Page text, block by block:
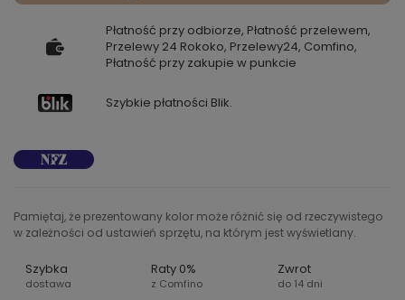
Płatność przy odbiorze, Płatność przelewem,
Przelewy 24 Rokoko, Przelewy24, Comfino,
Płatność przy zakupie w punkcie
Szybkie płatności Blik.
Pamiętaj, że prezentowany kolor może różnić się od rzeczywistego
w zależności od ustawień sprzętu, na którym jest wyświetlany.
Szybka
dostawa
Raty 0%
z Comfino
Zwrot
do 14 dni